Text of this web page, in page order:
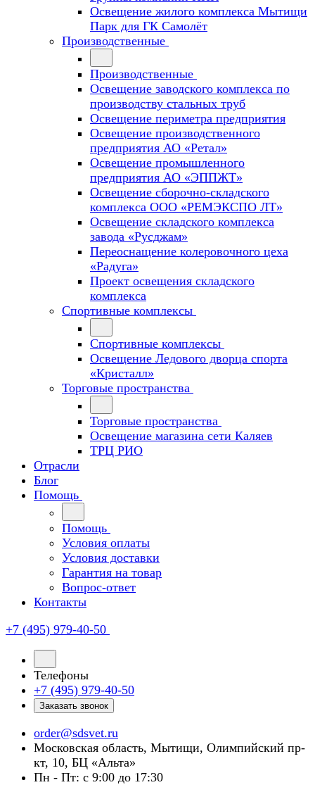
Освещение жилого комплекса Мытищи
Парк для ГК Самолёт
Производственные
Производственные
Освещение заводского комплекса по
производству стальных труб
Освещение периметра предприятия
Освещение производственного
предприятия АО «Ретал»
Освещение промышленного
предприятия АО «ЭППЖТ»
Освещение сборочно-складского
комплекса ООО «РЕМЭКСПО ЛТ»
Освещение складского комплекса
завода «Русджам»
Переоснащение колеровочного цеха
«Радуга»
Проект освещения складского
комплекса
Спортивные комплексы
Спортивные комплексы
Освещение Ледового дворца спорта
«Кристалл»
Торговые пространства
Торговые пространства
Освещение магазина сети Каляев
ТРЦ РИО
Отрасли
Блог
Помощь
Помощь
Условия оплаты
Условия доставки
Гарантия на товар
Вопрос-ответ
Контакты
+7 (495) 979-40-50
Телефоны
+7 (495) 979-40-50
Заказать звонок
order@sdsvet.ru
Московская область, Мытищи, Олимпийский пр-
кт, 10, БЦ «Альта»
Пн - Пт: с 9:00 до 17:30